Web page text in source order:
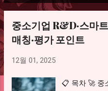
중소기업 R&D·스마
매칭·평가 포인트
12월 01, 2025
📋 목차 🚀 중